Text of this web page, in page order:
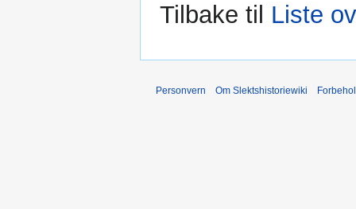
Tilbake til Liste
Personvern Om Slektshistoriewiki